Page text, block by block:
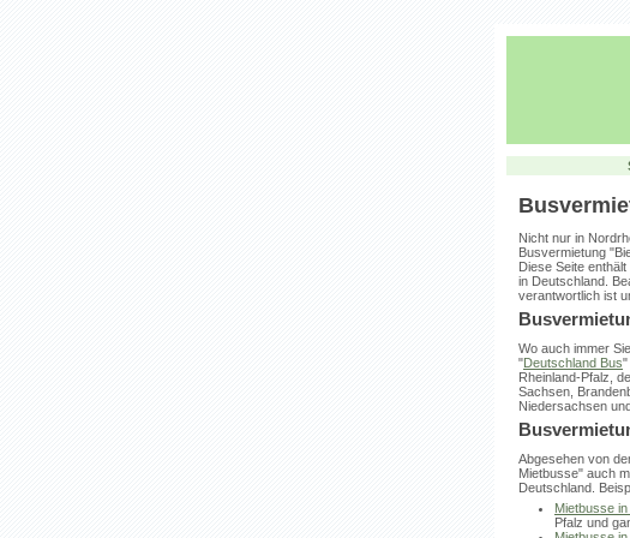
Nicht nur in
Busvermietung
Diese Seite
in Deutschland.
verantwortlich ist
Wo auch immer
"Deutschland Bus"
Rheinland-Pfalz,
Sachsen,
Niedersachsen
Abgesehen von
Mietbusse" auch
Deutschland.
Mietbusse
Pfalz und